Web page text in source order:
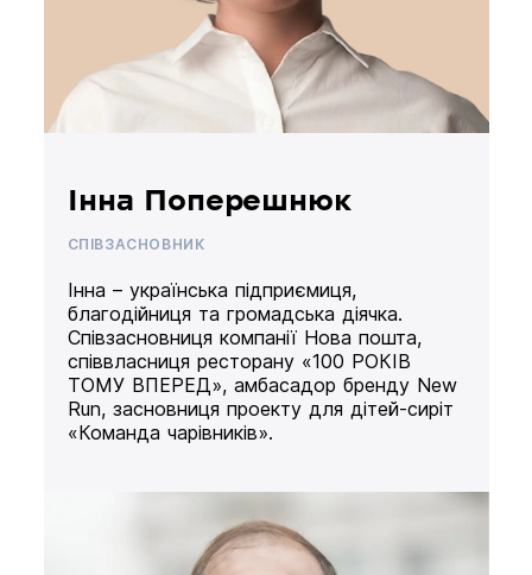
Інна Поперешнюк
СПІВЗАСНОВНИК
Інна – українська підприємиця,
благодійниця та громадська діячка.
Співзасновниця компанії Нова пошта,
співвласниця ресторану «100 РОКІВ
ТОМУ ВПЕРЕД», амбасадор бренду New
Run, засновниця проекту для дітей-сиріт
«Команда чарівників».